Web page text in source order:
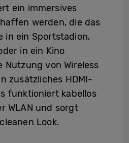
ein immersives
werden, die das
in ein Sportstadion,
in ein Kino
von Wireless
zusätzliches HDMI-
funktioniert kabellos
WLAN und sorgt
Look.